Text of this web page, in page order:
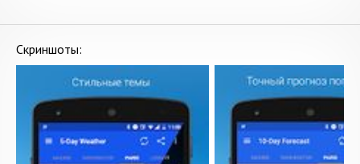
Скриншоты: